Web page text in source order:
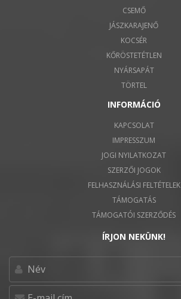
CSEMŐ
JÁSZKARAJENŐ
KOCSÉR
KŐRÖSTETÉTLEN
NYÁRSAPÁT
TÖRTEL
INFORMÁCIÓ
KAPCSOLAT
IMPRESSZUM
JOGI NYILATKOZAT
SZERZŐI JOGOK
FELHASZNÁLÁSI FELTÉTELEK
TÁMOGATÁS
TÁMOGATÓI SZERZŐDÉS
ÍRJON NEKÜNK!